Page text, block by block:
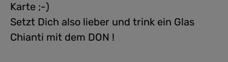
Karte ;-)
Setzt Dich also lieber und trink ein Glas
Chianti mit dem DON !